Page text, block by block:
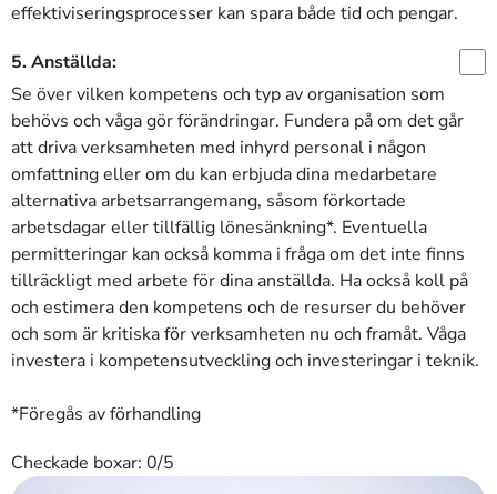
effektiviseringsprocesser kan spara både tid och pengar.
5. Anställda:
Se över vilken kompetens och typ av organisation som
behövs och våga gör förändringar. Fundera på om det går
att driva verksamheten med inhyrd personal i någon
omfattning eller om du kan erbjuda dina medarbetare
alternativa arbetsarrangemang, såsom förkortade
arbetsdagar eller tillfällig lönesänkning*. Eventuella
permitteringar kan också komma i fråga om det inte finns
tillräckligt med arbete för dina anställda. Ha också koll på
och estimera den kompetens och de resurser du behöver
och som är kritiska för verksamheten nu och framåt. Våga
investera i kompetensutveckling och investeringar i teknik.
*Föregås av förhandling
Checkade boxar: 0/5